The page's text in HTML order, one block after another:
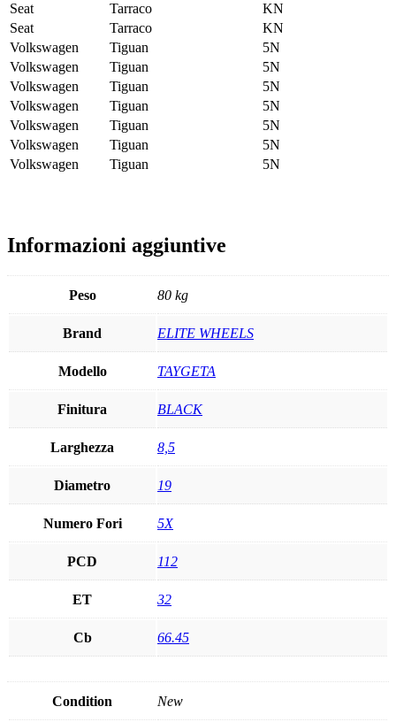
Seat
Tarraco
KN
Seat
Tarraco
KN
Volkswagen
Tiguan
5N
Volkswagen
Tiguan
5N
Volkswagen
Tiguan
5N
Volkswagen
Tiguan
5N
Volkswagen
Tiguan
5N
Volkswagen
Tiguan
5N
Volkswagen
Tiguan 5N
Informazioni aggiuntive
Peso 80 kg
Brand ELITE WHEELS
Modello TAYGETA
Finitura BLACK
Larghezza 8,5
Diametro 19
Numero Fori 5X
PCD 112
ET 32
Cb 66.45
Condition New